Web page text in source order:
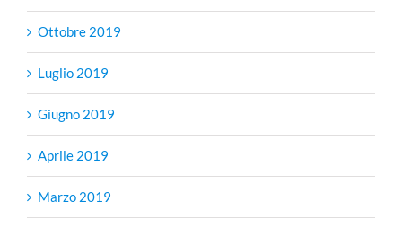
Ottobre 2019
Luglio 2019
Giugno 2019
Aprile 2019
Marzo 2019